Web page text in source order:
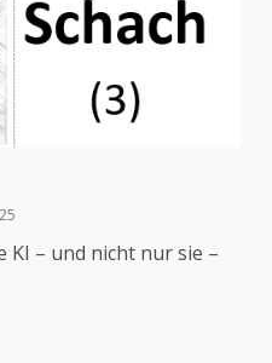
KI – und nicht nur sie –